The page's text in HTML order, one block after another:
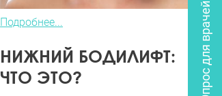
Подробнее...
НИЖНИЙ БОДИЛИФТ:
ЧТО ЭТО?
Опрос для врачей